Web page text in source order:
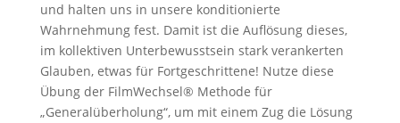
und halten uns in unsere konditionierte
Wahrnehmung fest. Damit ist die Auflösung dieses,
im kollektiven Unterbewusstsein stark verankerten
Glauben, etwas für Fortgeschrittene! Nutze diese
Übung der FilmWechsel® Methode für
„Generalüberholung“, um mit einem Zug die Lösung